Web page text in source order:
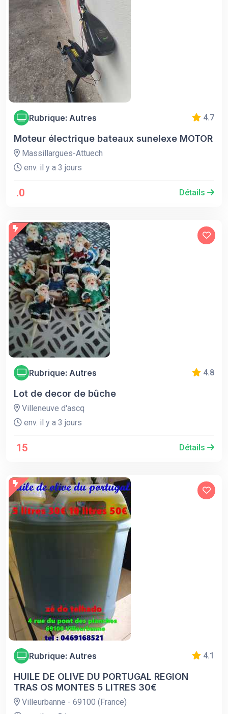
Rubrique: Autres 4.7
Moteur électrique bateaux sunelexe MOTOR
Massillargues-Attuech
env. il y a 3 jours
.0 Détails
Rubrique: Autres 4.8
Lot de decor de bûche
Villeneuve d'ascq
env. il y a 3 jours
15 Détails
Rubrique: Autres 4.1
HUILE DE OLIVE DU PORTUGAL REGION
TRAS OS MONTES 5 LITRES 30€
Villeurbanne - 69100 (France)